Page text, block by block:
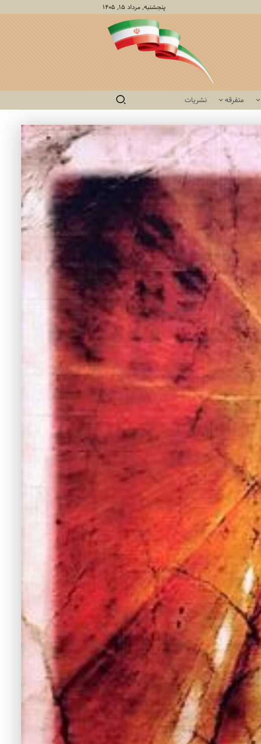
پنجشنبه, مرداد ۱۵, ۱۴۰۵
متفرقه نشریات